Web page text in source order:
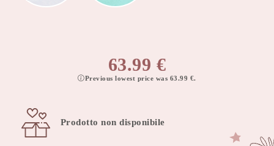
63.99 €
Previous lowest price was 63.99 €.
Prodotto non disponibile